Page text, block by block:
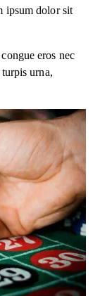
ipsum dolor sit
eros nec
urna,